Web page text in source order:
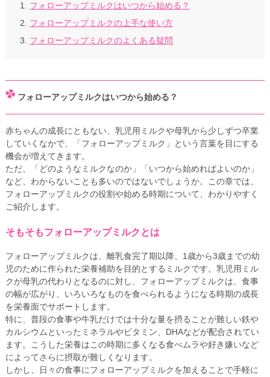
フォローアップミルクはいつから始める？
フォローアップミルクの上手な使い方
フォローアップミルクのよくある疑問
フォローアップミルクはいつから始める？
赤ちゃんの成長にともない、乳児用ミルクや母乳から少しずつ卒業
していくなかで、「フォローアップミルク」という言葉を目にする
機会が増えてきます。
ただ、「どのようなミルクなのか」「いつから始めればよいのか」
など、わからないことも多いのではないでしょうか。この章では、
フォローアップミルクの役割や始める時期について、わかりやすく
ご紹介します。
そもそもフォローアップミルクとは
フォローアップミルクは、離乳食完了期以降、1歳から3歳までの幼
児のために作られた栄養補助を目的とするミルクです。乳児用ミル
クが母乳の代わりとなるのに対し、フォローアップミルクは、食事
の幅が広がり、いろいろなものを食べられるようになる時期の成長
を栄養面でサポートします。
特に、普段の食事や牛乳だけでは十分な量を摂ることが難しい鉄や
カルシウムといったミネラルやビタミン、DHAなどが配合されてい
ます。こうした栄養はこの時期に多くなる食べムラや好き嫌いなど
によってさらに摂取が難しくなります。
しかし、日々の食事にフォローアップミルクを加えることで手軽に